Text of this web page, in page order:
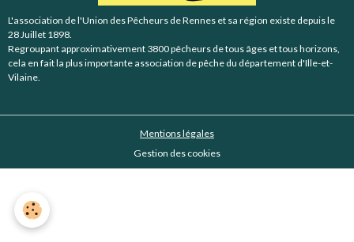
L'association de l'Union des Pêcheurs de Rennes et sa région existe depuis le
28 Juillet 1898.
Regroupant approximativement 3800 pêcheurs de tous âges et tous horizons,
cela en fait la plus importante association de pêche du département d'Ille-et-
Vilaine.
Mentions légales
Gestion des cookies